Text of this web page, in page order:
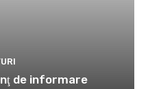
de informare